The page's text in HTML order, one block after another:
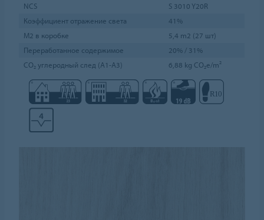
NCS
S 3010 Y20R
Коэффициент отражение света
41%
М2 в коробке
5,4 m2 (27 шт)
Переработанное содержимое
20% / 31%
CO₂ углеродный след (A1-A3)
6,88 kg CO₂e/m²